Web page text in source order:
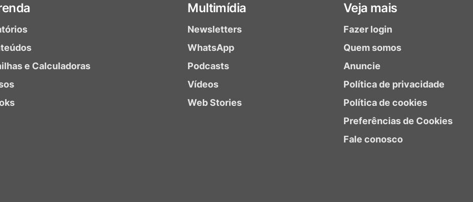
e Calculadoras
Multimídia
Newsletters
WhatsApp
Podcasts
Vídeos
Web Stories
Veja mais
Fazer login
Quem somos
Anuncie
Política de privacidade
Política de cookies
Preferências de Cookies
Fale conosco